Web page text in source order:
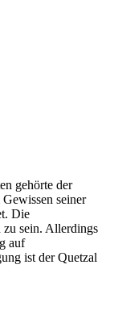
gehörte der
seiner
Die
zu sein. Allerdings
auf
ist der Quetzal